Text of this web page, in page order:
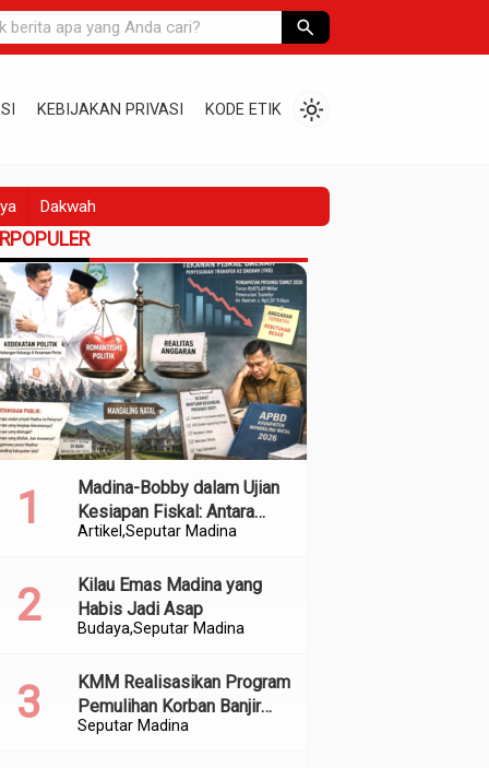
search
KEBIJAKAN PRIVASI KODE ETIK light_mode
Dakwah
Artikel Seputar Madina
Madina-Bobby dalam Ujian
Kesiapan Fiskal: Antara
Kedekatan Politik dan
BudayaSeputar Madina
Kilau Emas Madina yang
Habis Jadi Asap
Seputar Madina
KMM Realisasikan Program
Pemulihan Korban Banjir
dan Longsor di Kabupaten